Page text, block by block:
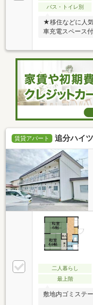
バス・トイレ別
★移住などに人
車充電スペース
賃貸アパート 追分ハイツ
二人暮らし
最上階
敷地内ゴミステ